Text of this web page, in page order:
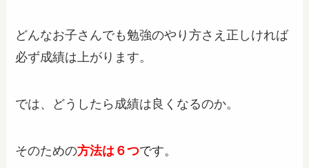
どんなお子さんでも勉強のやり方さえ正しければ
必ず成績は上がります。
では、どうしたら成績は良くなるのか。
そのための方法は６つです。